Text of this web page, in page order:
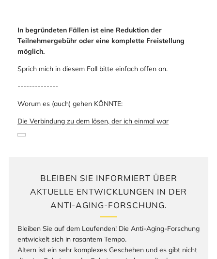
In begründeten Fällen ist eine Reduktion der
Teilnehmergebühr oder eine komplette Freistellung
möglich.
Sprich mich in diesem Fall bitte einfach offen an.
--------------
Worum es (auch) gehen KÖNNTE:
Die Verbindung zu dem lösen, der ich einmal war
BLEIBEN SIE INFORMIERT ÜBER
AKTUELLE ENTWICKLUNGEN IN DER
ANTI-AGING-FORSCHUNG.
Bleiben Sie auf dem Laufenden! Die Anti-Aging-Forschung
entwickelt sich in rasantem Tempo.
Altern ist ein sehr komplexes Geschehen und es gibt nicht